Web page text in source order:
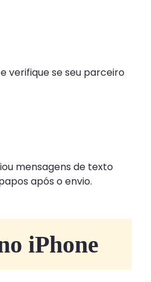
verifique se seu parceiro
mensagens de texto
após o envio.
iPhone